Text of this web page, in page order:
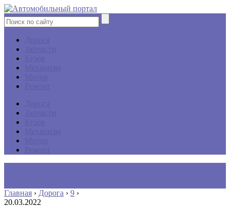
Главная › Дорога › 9 ›
20.03.2022